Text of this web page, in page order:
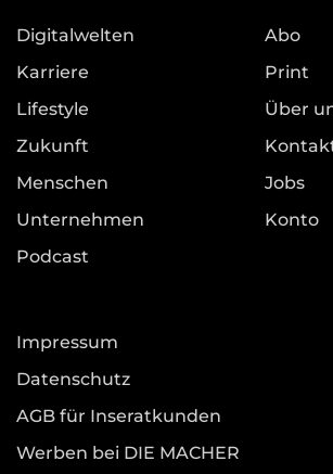
Digitalwelten
Karriere
Lifestyle
Zukunft
Menschen
Unternehmen
Podcast
Abo
Print
Über
Jobs
Konto
Impressum
Datenschutz
AGB für Inseratkunden
Werben bei DIE MACHER